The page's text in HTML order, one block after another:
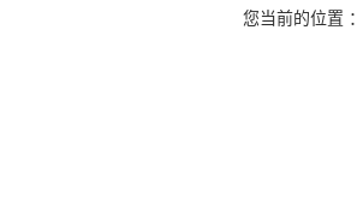
您当前的位置 ：